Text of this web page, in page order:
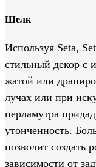
Шелк
Используя Seta,
стильный декор с
жатой или
лучах или при
перламутра
утонченность.
позволит создать
зависимости от